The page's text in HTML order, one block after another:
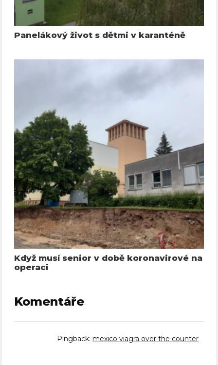
Panelákový život s dětmi v karanténě
Když musí senior v době koronavirové na
operaci
Komentáře
Pingback: mexico viagra over the counter